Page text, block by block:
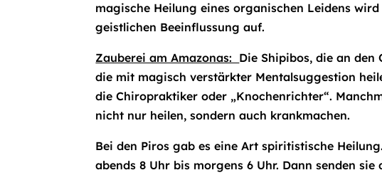
magische Heilung eines organischen Leidens
geistlichen Beeinflussung auf.
Zauberei am Amazonas: Die Shipibos, die an den
die mit magisch verstärkter Mentalsuggestion
die Chiropraktiker oder „Knochenrichter“.
nicht nur heilen, sondern auch krankmachen.
Bei den Piros gab es eine Art spiritistische
abends 8 Uhr bis morgens 6 Uhr. Dann senden